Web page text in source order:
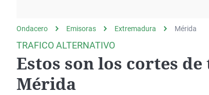
gato
Negra
Navarra
Ondacero Emisoras Extremadura Mérida
TRAFICO ALTERNATIVO
Estos son los cortes
Mérida